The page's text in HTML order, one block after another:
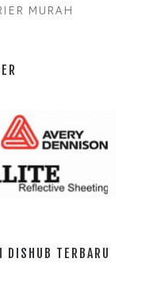
MURAH
DISHUB TERBARU